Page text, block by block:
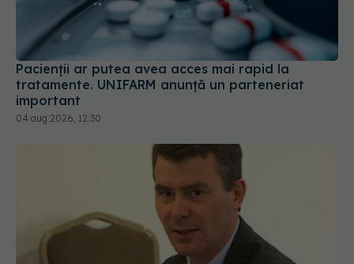
Pacienții ar putea avea acces mai rapid la
tratamente. UNIFARM anunță un parteneriat
important
04 aug 2026, 12:30